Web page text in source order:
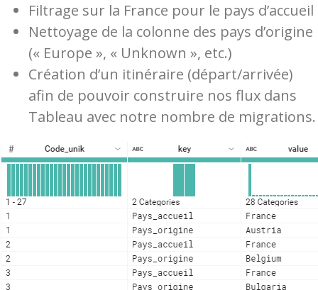
Filtrage sur la France pour le pays d’accueil
Nettoyage de la colonne des pays d’origine
(« Europe », « Unknown », etc.)
Création d’un itinéraire (départ/arrivée)
afin de pouvoir construire nos flux dans
Tableau avec notre nombre de migrations.